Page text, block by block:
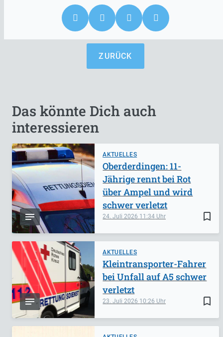
ZURÜCK
Das könnte Dich auch
interessieren
AKTUELLES
bookmark_border
24. Juli 2026 11:34
Oberderdingen: 11-
Jährige rennt bei Rot
über Ampel und wird
schwer verletzt
AKTUELLES
bookmark_border
23. Juli 2026 10:26
Kleintransporter-Fahrer
bei Unfall auf A5 schwer
verletzt